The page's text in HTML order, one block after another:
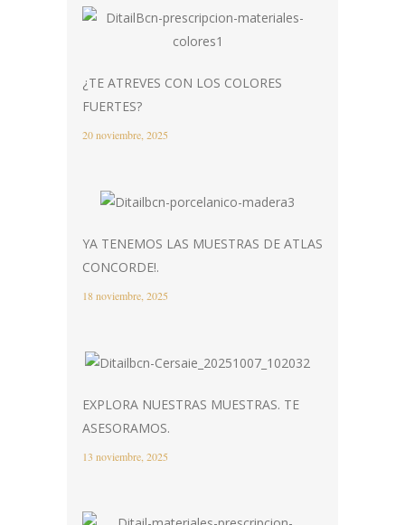
¿TE ATREVES CON LOS COLORES
FUERTES?
20 noviembre, 2025
YA TENEMOS LAS MUESTRAS DE ATLAS
CONCORDE!.
18 noviembre, 2025
EXPLORA NUESTRAS MUESTRAS. TE
ASESORAMOS.
13 noviembre, 2025